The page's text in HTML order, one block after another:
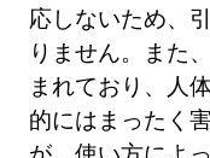
応しないため、
りません。また
まれており、人
的にはまったく